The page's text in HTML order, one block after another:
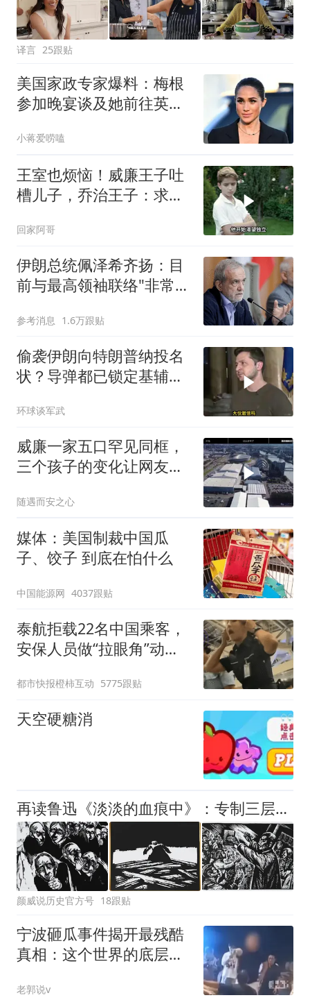
译言 25跟贴
美国家政专家爆料：梅根
参加晚宴谈及她前往英国
小蒋爱唠嗑
王室也烦恼！威廉王子吐
槽儿子，乔治王子：求你
回家阿哥
伊朗总统佩泽希齐扬：目
前与最高领袖联络"非常困
参考消息 1.6万跟贴
偷袭伊朗向特朗普纳投名
状？导弹都已锁定基辅才
豪赌到底有多疯？
环球谈军武
威廉一家五口罕见同框，
三个孩子的变化让网友直
随遇而安之心
媒体：美国制裁中国瓜
子、饺子 到底在怕什么
中国能源网 4037跟贴
泰航拒载22名中国乘客，
安保人员做“拉眼角”动
拒绝登机决定由航司作
出；亲历者：曾承诺免费
改签但没兑现
都市快报橙柿互动 5775跟贴
天空硬糖消
再读鲁迅《淡淡的血痕中》：专制三层次——杀戮、愚弄与自我规训
颜威说历史官方号 18跟贴
宁波砸瓜事件揭开最残酷
真相：这个世界的底层逻
层剥削（深度扎心）
老郭说v